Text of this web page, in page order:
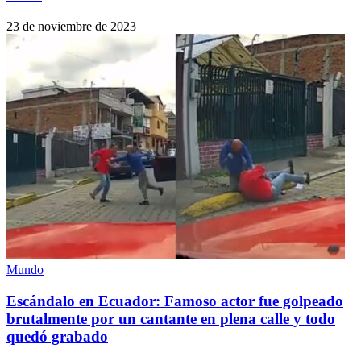
23 de noviembre de 2023
Mundo
Escándalo en Ecuador: Famoso actor fue golpeado
brutalmente por un cantante en plena calle y todo
quedó grabado